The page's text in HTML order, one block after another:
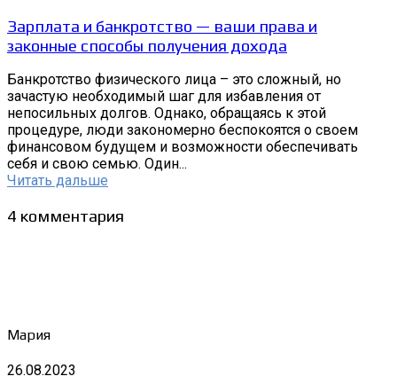
Зарплата и банкротство — ваши права и
законные способы получения дохода
Банкротство физического лица – это сложный, но
зачастую необходимый шаг для избавления от
непосильных долгов. Однако, обращаясь к этой
процедуре, люди закономерно беспокоятся о своем
финансовом будущем и возможности обеспечивать
себя и свою семью. Один...
Читать дальше
4 комментария
Мария
26.08.2023